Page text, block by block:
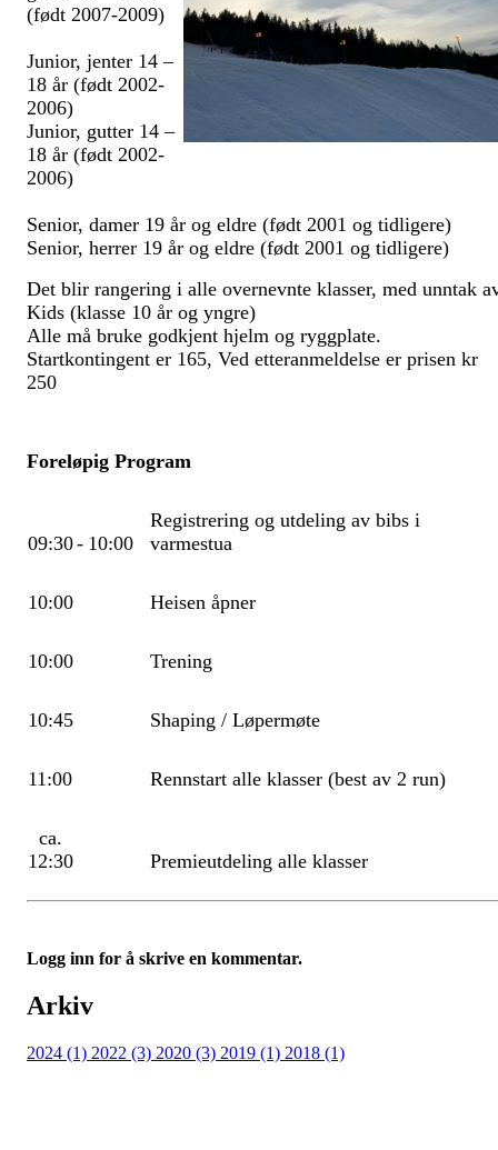
(født 2007-2009)
Junior, jenter 14 –
18 år (født 2002-
2006)
Junior, gutter 14 –
18 år (født 2002-
2006)
Senior, damer 19 år og eldre (født 2001 og tidligere)
Senior, herrer 19 år og eldre (født 2001 og tidligere)
Det blir rangering i alle overnevnte klasser, med unntak
Kids (klasse 10 år og yngre)
Alle må bruke godkjent hjelm og ryggplate.
Startkontingent er 165, Ved etteranmeldelse er prisen kr
250
Foreløpig Program
09:30- 10:00
Registrering og utdeling av bibs i
varmestua
10:00 Heisen åpner
10:00 Trening
10:45 Shaping / Løpermøte
11:00 Rennstart alle klasser (best av 2 run)
ca.
12:30
Premieutdeling alle klasser
Logg inn for å skrive en kommentar.
Arkiv
2024 (1) 2022 (3) 2020 (3) 2019 (1) 2018 (1)